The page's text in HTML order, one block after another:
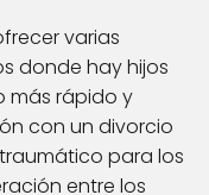
varias
donde hay hijos
más rápido y
con un divorcio
para los
entre los